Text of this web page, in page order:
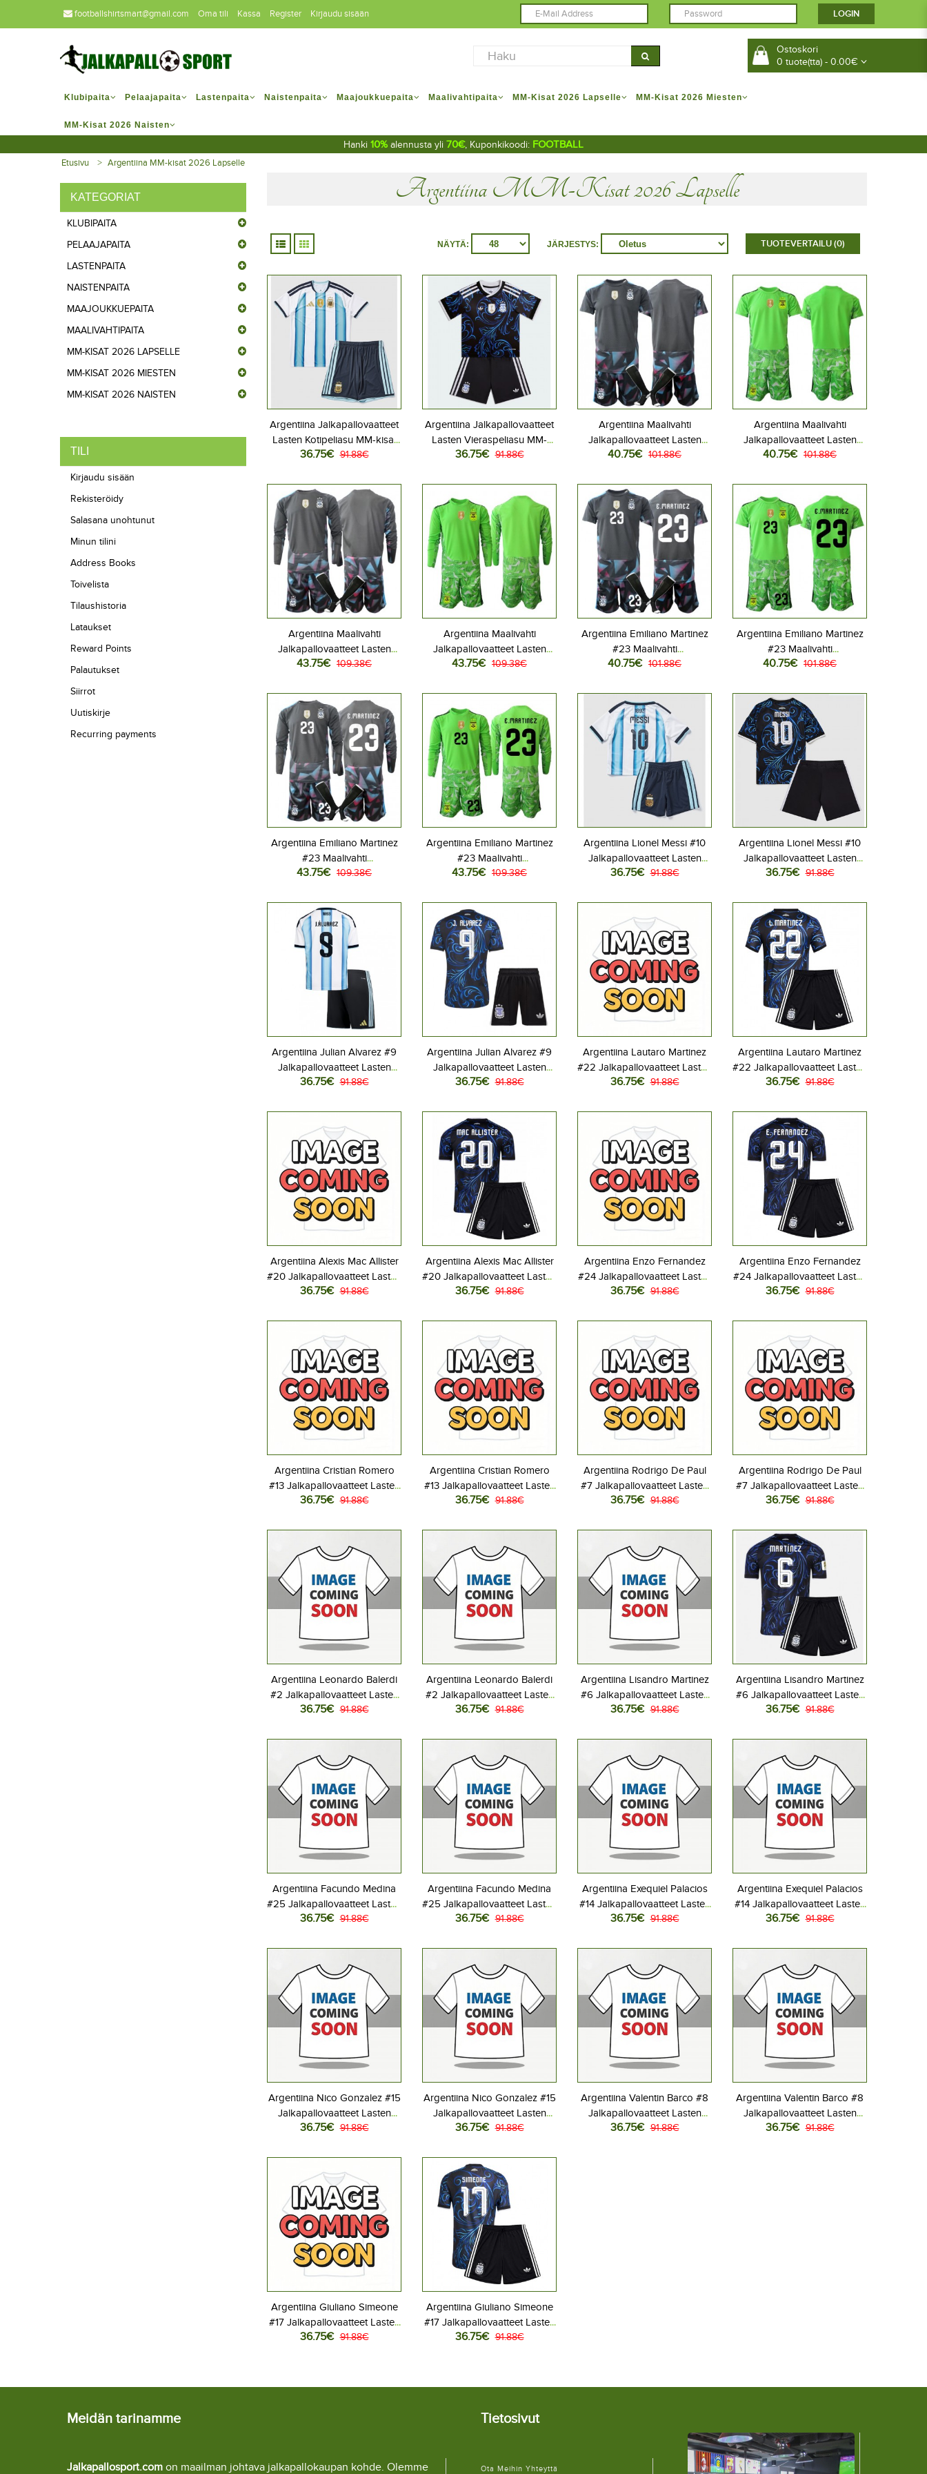
footballshirtsmart@gmail.com Oma tili Kassa Register Kirjaudu sisään
Ostoskori
0 tuote(tta) - 0.00€
Klubipaita Pelaajapaita Lastenpaita Naistenpaita Maajoukkuepaita Maalivahtipaita MM-Kisat 2026 Lapselle MM-Kisat 2026 Miesten
MM-Kisat 2026 Naisten
Hanki 10% alennusta yli 70€, Kuponkikoodi: FOOTBALL
Etusivu Argentiina MM-kisat 2026 Lapselle
KATEGORIAT
KLUBIPAITA
PELAAJAPAITA
LASTENPAITA
NAISTENPAITA
MAAJOUKKUEPAITA
MAALIVAHTIPAITA
MM-KISAT 2026 LAPSELLE
MM-KISAT 2026 MIESTEN
MM-KISAT 2026 NAISTEN
TILI
Kirjaudu sisään
Rekisteröidy
Salasana unohtunut
Minun tilini
Address Books
Toivelista
Tilaushistoria
Lataukset
Reward Points
Palautukset
Siirrot
Uutiskirje
Recurring payments
Argentiina MM-Kisat 2026 Lapselle
TUOTEVERTAILU (0)
JÄRJESTYS:
NÄYTÄ:
Argentiina Jalkapallovaatteet
Lasten Kotipeliasu MM-kisat
2026 Lyhythihainen (+ Lyhyet
36.75€ 91.88€
Argentiina Jalkapallovaatteet
Lasten Vieraspeliasu MM-
kisat 2026 Lyhythihainen (+
36.75€ 91.88€
Argentiina Maalivahti
Jalkapallovaatteet Lasten
Kotipeliasu MM-kisat 2026
housut)
40.75€ 101.88€
Argentiina Maalivahti
Jalkapallovaatteet Lasten
Vieraspeliasu MM-kisat 2026
housut)
40.75€ 101.88€
Argentiina Maalivahti
Jalkapallovaatteet Lasten
Kotipeliasu MM-kisat 2026
housut)
43.75€ 109.38€
Argentiina Maalivahti
Jalkapallovaatteet Lasten
Vieraspeliasu MM-kisat 2026
housut)
43.75€ 109.38€
Argentiina Emiliano Martinez
#23 Maalivahti
Jalkapallovaatteet Lasten
Lyhythihainen (+ Lyhyet
housut)
40.75€ 101.88€
Argentiina Emiliano Martinez
#23 Maalivahti
Jalkapallovaatteet Lasten
Lyhythihainen (+ Lyhyet
housut)
40.75€ 101.88€
Argentiina Emiliano Martinez
#23 Maalivahti
Jalkapallovaatteet Lasten
Pitkähihainen (+ Lyhyet
housut)
43.75€ 109.38€
Argentiina Emiliano Martinez
#23 Maalivahti
Jalkapallovaatteet Lasten
Pitkähihainen (+ Lyhyet
housut)
43.75€ 109.38€
Argentiina Lionel Messi #10
Jalkapallovaatteet Lasten
Kotipeliasu MM-kisat 2026
housut)
36.75€ 91.88€
Argentiina Lionel Messi #10
Jalkapallovaatteet Lasten
Vieraspeliasu MM-kisat 2026
housut)
36.75€ 91.88€
Argentiina Julian Alvarez #9
Jalkapallovaatteet Lasten
Kotipeliasu MM-kisat 2026
housut)
36.75€ 91.88€
Argentiina Julian Alvarez #9
Jalkapallovaatteet Lasten
Vieraspeliasu MM-kisat 2026
housut)
36.75€ 91.88€
Argentiina Lautaro Martinez
#22 Jalkapallovaatteet Lasten
Kotipeliasu MM-kisat 2026
housut)
36.75€ 91.88€
Argentiina Lautaro Martinez
#22 Jalkapallovaatteet Lasten
Vieraspeliasu MM-kisat 2026
housut)
36.75€ 91.88€
Argentiina Alexis Mac Allister
#20 Jalkapallovaatteet Lasten
Kotipeliasu MM-kisat 2026
housut)
36.75€ 91.88€
Argentiina Alexis Mac Allister
#20 Jalkapallovaatteet Lasten
Vieraspeliasu MM-kisat 2026
housut)
36.75€ 91.88€
Argentiina Enzo Fernandez
#24 Jalkapallovaatteet Lasten
Kotipeliasu MM-kisat 2026
housut)
36.75€ 91.88€
Argentiina Enzo Fernandez
#24 Jalkapallovaatteet Lasten
Vieraspeliasu MM-kisat 2026
housut)
36.75€ 91.88€
Argentiina Cristian Romero
#13 Jalkapallovaatteet Lasten
Kotipeliasu MM-kisat 2026
housut)
36.75€ 91.88€
Argentiina Cristian Romero
#13 Jalkapallovaatteet Lasten
Vieraspeliasu MM-kisat 2026
housut)
36.75€ 91.88€
Argentiina Rodrigo De Paul
#7 Jalkapallovaatteet Lasten
Kotipeliasu MM-kisat 2026
housut)
36.75€ 91.88€
Argentiina Rodrigo De Paul
#7 Jalkapallovaatteet Lasten
Vieraspeliasu MM-kisat 2026
housut)
36.75€ 91.88€
Argentiina Leonardo Balerdi
#2 Jalkapallovaatteet Lasten
Kotipeliasu MM-kisat 2026
housut)
36.75€ 91.88€
Argentiina Leonardo Balerdi
#2 Jalkapallovaatteet Lasten
Vieraspeliasu MM-kisat 2026
housut)
36.75€ 91.88€
Argentiina Lisandro Martinez
#6 Jalkapallovaatteet Lasten
Kotipeliasu MM-kisat 2026
housut)
36.75€ 91.88€
Argentiina Lisandro Martinez
#6 Jalkapallovaatteet Lasten
Vieraspeliasu MM-kisat 2026
housut)
36.75€ 91.88€
Argentiina Facundo Medina
#25 Jalkapallovaatteet Lasten
Kotipeliasu MM-kisat 2026
housut)
36.75€ 91.88€
Argentiina Facundo Medina
#25 Jalkapallovaatteet Lasten
Vieraspeliasu MM-kisat 2026
housut)
36.75€ 91.88€
Argentiina Exequiel Palacios
#14 Jalkapallovaatteet Lasten
Kotipeliasu MM-kisat 2026
housut)
36.75€ 91.88€
Argentiina Exequiel Palacios
#14 Jalkapallovaatteet Lasten
Vieraspeliasu MM-kisat 2026
housut)
36.75€ 91.88€
Argentiina Nico Gonzalez #15
Jalkapallovaatteet Lasten
Kotipeliasu MM-kisat 2026
housut)
36.75€ 91.88€
Argentiina Nico Gonzalez #15
Jalkapallovaatteet Lasten
Vieraspeliasu MM-kisat 2026
housut)
36.75€ 91.88€
Argentiina Valentin Barco #8
Jalkapallovaatteet Lasten
Kotipeliasu MM-kisat 2026
36.75€ 91.88€
Argentiina Valentin Barco #8
Jalkapallovaatteet Lasten
Vieraspeliasu MM-kisat 2026
36.75€ 91.88€
Argentiina Giuliano Simeone
#17 Jalkapallovaatteet Lasten
Kotipeliasu MM-kisat 2026
36.75€ 91.88€
Argentiina Giuliano Simeone
#17 Jalkapallovaatteet Lasten
Vieraspeliasu MM-kisat 2026
36.75€ 91.88€
Meidän tarinamme
Jalkapallosport.com on maailman johtava jalkapallokaupan kohde. Olemme
Tietosivut
Ota Meihin Yhteyttä